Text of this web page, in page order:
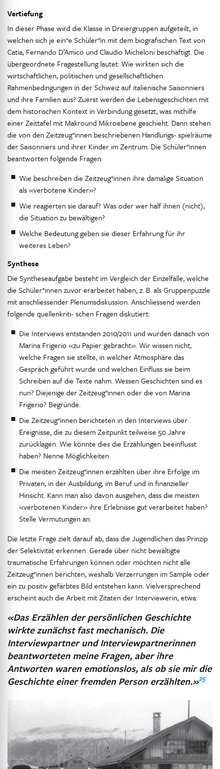
Vertiefung
In dieser Phase wird die Klasse in Dreiergruppen aufgeteilt, in
welchen sich je ein*e Schüler*in mit dem biografischen Text von
Catia, Fernando D’Amico und Claudio Micheloni beschäftigt. Die
übergeordnete Fragestellung lautet: Wie wirkten sich die
wirtschaftlichen, politischen und gesellschaftlichen
Rahmenbedingungen in der Schweiz auf italienische Saisonniers
und ihre Familien aus? Zuerst werden die Lebensgeschichten mit
dem historischen Kontext in Verbindung gesetzt, was mithilfe
einer Zeittafel mit Makround Mikroebene geschieht. Dann stehen
die von den Zeitzeug*innen beschriebenen Handlungs- spielräume
der Saisonniers und ihrer Kinder im Zentrum. Die Schüler*innen
beantworten folgende Fragen:
Wie beschreiben die Zeitzeug*innen ihre damalige Situation
als «verbotene Kinder»?
Wie reagierten sie darauf? Was oder wer half ihnen (nicht),
die Situation zu bewältigen?
Welche Bedeutung geben sie dieser Erfahrung für ihr
weiteres Leben?
Synthese
Die Syntheseaufgabe besteht im Vergleich der Einzelfälle, welche
die Schüler*innen zuvor erarbeitet haben, z. B. als Gruppenpuzzle
mit anschliessender Plenumsdiskussion. Anschliessend werden
folgende quellenkriti- schen Fragen diskutiert:
Die Interviews entstanden 2010/2011 und wurden danach von
Marina Frigerio «zu Papier gebracht». Wir wissen nicht,
welche Fragen sie stellte, in welcher Atmosphäre das
Gespräch geführt wurde und welchen Einfluss sie beim
Schreiben auf die Texte nahm. Wessen Geschichten sind es
nun? Diejenige der Zeitzeug*innen oder die von Marina
Frigerio? Begründe.
Die Zeitzeug*innen berichteten in den Interviews über
Ereignisse, die zu diesem Zeitpunkt teilweise 50 Jahre
zurücklagen. Wie könnte dies die Erzählungen beeinflusst
haben? Nenne Möglichkeiten.
Die meisten Zeitzeug*innen erzählten über ihre Erfolge im
Privaten, in der Ausbildung, im Beruf und in finanzieller
Hinsicht. Kann man also davon ausgehen, dass die meisten
«verbotenen Kinder» ihre Erlebnisse gut verarbeitet haben?
Stelle Vermutungen an.
Die letzte Frage zielt darauf ab, dass die Jugendlichen das Prinzip
der Selektivität erkennen. Gerade über nicht bewältigte
traumatische Erfahrungen können oder möchten nicht alle
Zeitzeug*innen berichten, weshalb Verzerrungen im Sample oder
ein zu positiv gefärbtes Bild entstehen kann. Vielversprechend
erscheint auch die Arbeit mit Zitaten der Interviewerin, etwa:
«Das Erzählen der persönlichen Geschichte
wirkte zunächst fast mechanisch. Die
Interviewpartner und Interviewpartnerinnen
beantworteten meine Fragen, aber ihre
Antworten waren emotionslos, als ob sie mir die
Geschichte einer fremden Person erzählten.»25